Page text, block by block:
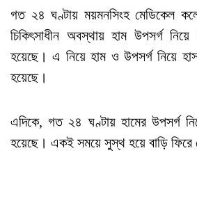
গত ২৪ ঘণ্টায় ময়মনসিংহ মেডিকেল
চিকিৎসাধীন অবস্থায় হাম উপসর্গ
হয়েছে। এ নিয়ে হাম ও উপসর্গ নিয়ে
হয়েছে।
এদিকে, গত ২৪ ঘণ্টায় হামের উপসর্গ
হয়েছে। একই সময়ে সুস্থ হয়ে বাড়ি ফিরে